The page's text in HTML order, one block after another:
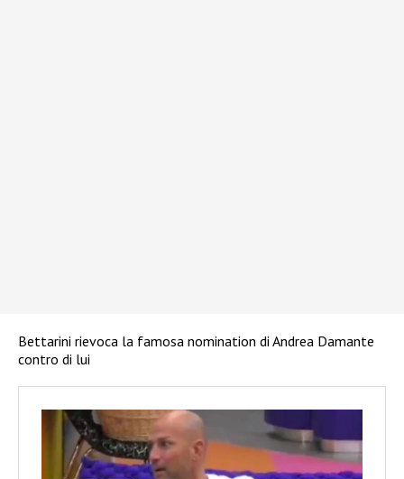
Bettarini rievoca la famosa nomination di Andrea Damante
contro di lui